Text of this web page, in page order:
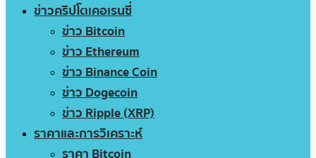
ข่าวคริปโตเคอเรนซี่
ข่าว Bitcoin
ข่าว Ethereum
ข่าว Binance Coin
ข่าว Dogecoin
ข่าว Ripple (XRP)
ราคาและการวิเคราะห์